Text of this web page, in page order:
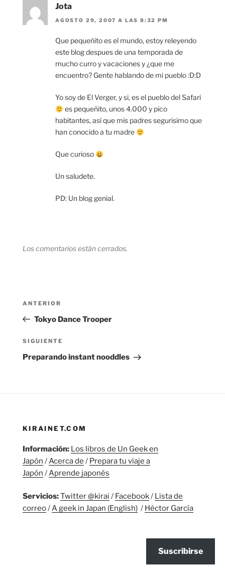
Jota
AGOSTO 29, 2007 A LAS 8:32 PM
Que pequeñito es el mundo, estoy releyendo
este blog despues de una temporada de
mucho curro y vacaciones y ¿que me
encuentro? Gente hablando de mi pueblo :D:D
Yo soy de El Verger, y si, es el pueblo del Safari
es pequeñito, unos 4.000 y pico
habitantes, así que mis padres segurisimo que
han conocido a tu madre
Que curioso
Un saludete.
PD: Un blog genial.
Los comentarios están cerrados.
Navegación
entradas
Entrada
anterior:
ANTERIOR
Tokyo Dance Trooper
Siguiente
entrada
SIGUIENTE
Preparando instant nooddles
KIRAINET.COM
Información: Los libros de Un Geek en
Japón /Acerca de / Prepara tu viaje a
Japón /Aprende japonés
Servicios:Twitter @kirai / Facebook/ Lista de
correo/A geek in Japan (English) / Héctor García
Suscribirse